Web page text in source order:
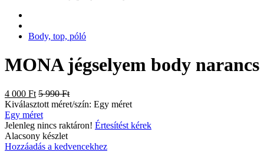
Body, top, póló
MONA jégselyem body narancs
4 000 Ft 5 990 Ft
Kiválasztott méret/szín: Egy méret
Egy méret
Jelenleg nincs raktáron! Értesítést kérek
Alacsony készlet
Hozzáadás a kedvencekhez